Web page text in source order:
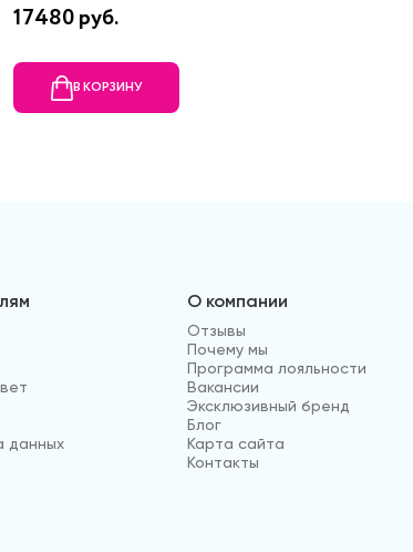
17480 руб.
В КОРЗИНУ
данных
О компании
Отзывы
Почему мы
Программа лояльности
Вакансии
Эксклюзивный бренд
Блог
Карта сайта
Контакты